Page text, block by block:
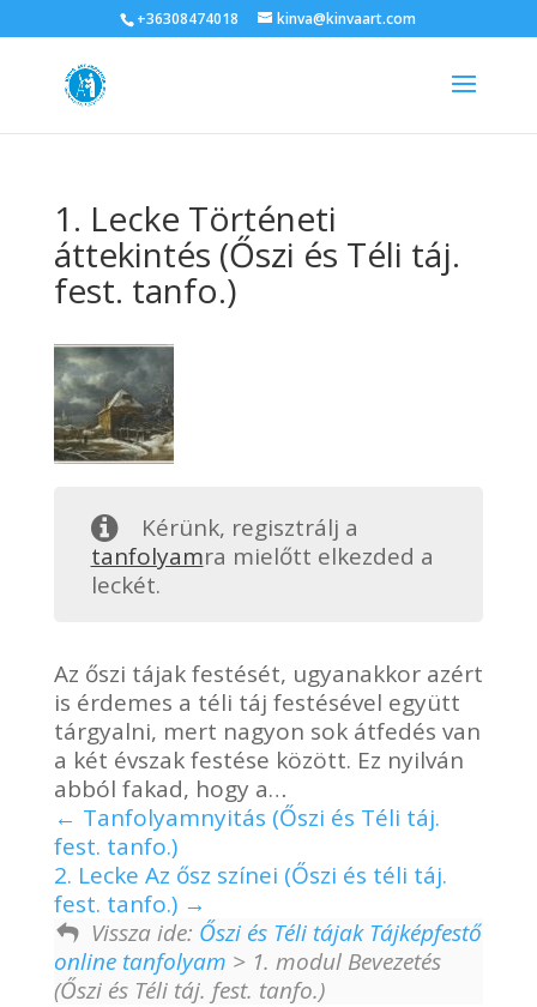
+36308474018 kinva@kinvaart.com
1. Lecke Történeti
áttekintés (Őszi és Téli táj.
fest. tanfo.)
Kérünk, regisztrálj a
tanfolyamra mielőtt elkezded a
leckét.
Az őszi tájak festését, ugyanakkor azért
is érdemes a téli táj festésével együtt
tárgyalni, mert nagyon sok átfedés van
a két évszak festése között. Ez nyilván
abból fakad, hogy a…
Tanfolyamnyitás (Őszi és Téli táj.
fest. tanfo.)
2. Lecke Az ősz színei (Őszi és téli táj.
fest. tanfo.)
Vissza ide: Őszi és Téli tájak Tájképfestő
online tanfolyam > 1. modul Bevezetés
(Őszi és Téli táj. fest. tanfo.)